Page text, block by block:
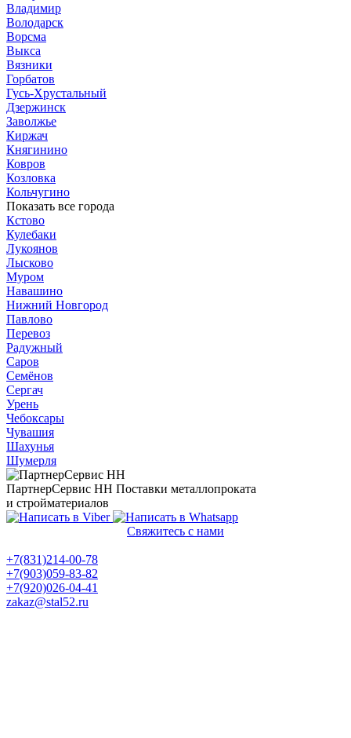
Владимир
Володарск
Ворсма
Выкса
Вязники
Горбатов
Гусь-Хрустальный
Дзержинск
Заволжье
Киржач
Княгинино
Ковров
Козловка
Кольчугино
Показать все города
Кстово
Кулебаки
Лукоянов
Лысково
Муром
Навашино
Нижний Новгород
Павлово
Перевоз
Радужный
Саров
Семёнов
Сергач
Урень
Чебоксары
Чувашия
Шахунья
Шумерля
ПартнерСервис НН Поставки металлопроката
и стройматериалов
Свяжитесь с нами
+7(831)214-00-78
+7(903)059-83-82
+7(920)026-04-41
zakaz@stal52.ru